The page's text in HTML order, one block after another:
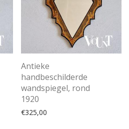
Antieke
handbeschilderde
wandspiegel, rond
1920
€325,00